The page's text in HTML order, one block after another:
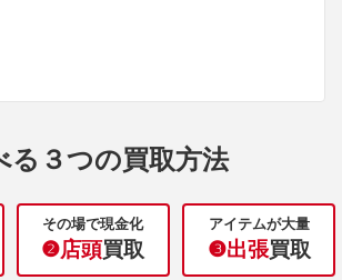
る３つの買取方法
その場で現金化
❷店頭買取
アイテムが大量
❸出張買取